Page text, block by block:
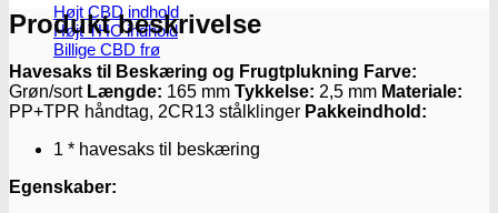
Højt CBD indhold
Højt THC indhold
Billige CBD frø
Produkt beskrivelse
Havesaks til Beskæring og Frugtplukning Farve:
Grøn/sort Længde: 165 mm Tykkelse: 2,5 mm Materiale:
PP+TPR håndtag, 2CR13 stålklinger Pakkeindhold:
1 * havesaks til beskæring
Egenskaber: